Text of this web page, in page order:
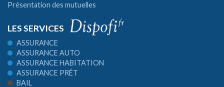
Présentation des mutuelles
LES SERVICES
ASSURANCE
ASSURANCE AUTO
ASSURANCE HABITATION
ASSURANCE PRÊT
BAIL